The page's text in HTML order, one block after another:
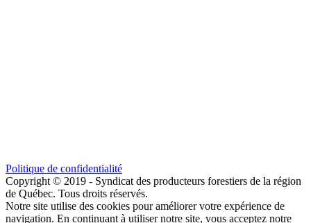
Politique de confidentialité
Copyright © 2019 - Syndicat des producteurs forestiers de la région
de Québec. Tous droits réservés.
Notre site utilise des cookies pour améliorer votre expérience de
navigation. En continuant à utiliser notre site, vous acceptez notre